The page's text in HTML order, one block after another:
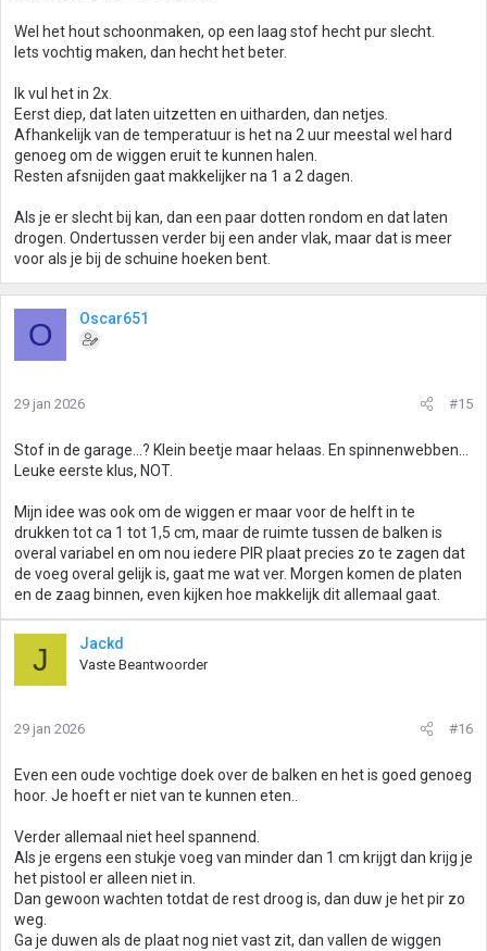
Wel het hout schoonmaken, op een laag stof hecht pur slecht.
Iets vochtig maken, dan hecht het beter.
Ik vul het in 2x.
Eerst diep, dat laten uitzetten en uitharden, dan netjes.
Afhankelijk van de temperatuur is het na 2 uur meestal wel hard
genoeg om de wiggen eruit te kunnen halen.
Resten afsnijden gaat makkelijker na 1 a 2 dagen.
Als je er slecht bij kan, dan een paar dotten rondom en dat laten
drogen. Ondertussen verder bij een ander vlak, maar dat is meer
voor als je bij de schuine hoeken bent.
O Oscar651
29 jan 2026 #15
Stof in de garage...? Klein beetje maar helaas. En spinnenwebben...
Leuke eerste klus, NOT.
Mijn idee was ook om de wiggen er maar voor de helft in te
drukken tot ca 1 tot 1,5 cm, maar de ruimte tussen de balken is
overal variabel en om nou iedere PIR plaat precies zo te zagen dat
de voeg overal gelijk is, gaat me wat ver. Morgen komen de platen
en de zaag binnen, even kijken hoe makkelijk dit allemaal gaat.
J Jackd
Vaste Beantwoorder
29 jan 2026 #16
Even een oude vochtige doek over de balken en het is goed genoeg
hoor. Je hoeft er niet van te kunnen eten..
Verder allemaal niet heel spannend.
Als je ergens een stukje voeg van minder dan 1 cm krijgt dan krijg je
het pistool er alleen niet in.
Dan gewoon wachten totdat de rest droog is, dan duw je het pir zo
weg.
Ga je duwen als de plaat nog niet vast zit, dan vallen de wiggen